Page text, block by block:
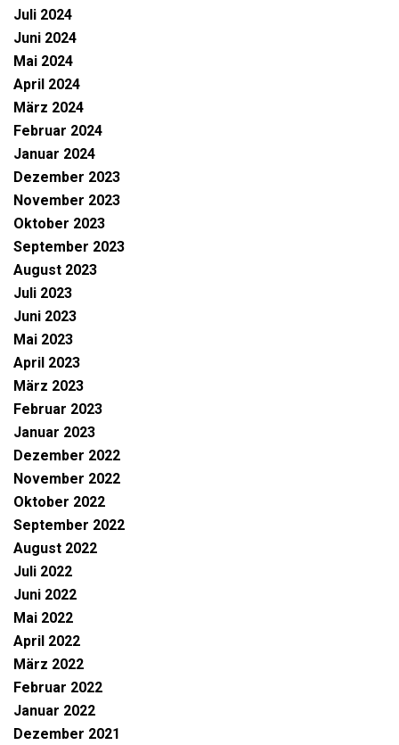
Juli 2024
Juni 2024
Mai 2024
April 2024
März 2024
Februar 2024
Januar 2024
Dezember 2023
November 2023
Oktober 2023
September 2023
August 2023
Juli 2023
Juni 2023
Mai 2023
April 2023
März 2023
Februar 2023
Januar 2023
Dezember 2022
November 2022
Oktober 2022
September 2022
August 2022
Juli 2022
Juni 2022
Mai 2022
April 2022
März 2022
Februar 2022
Januar 2022
Dezember 2021